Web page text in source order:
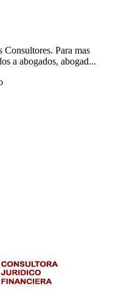
Para mas
a abogados, abogad...